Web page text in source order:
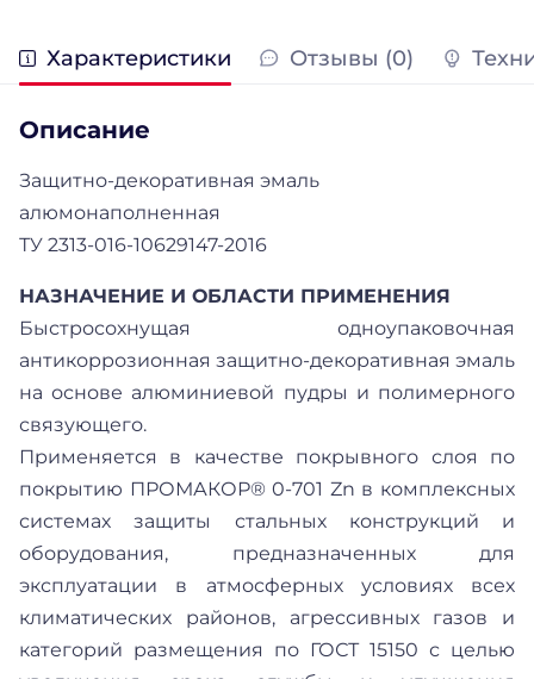
Характеристики Отзывы (0)
Описание
Защитно-декоративная эмаль
алюмонаполненная
ТУ 2313-016-10629147-2016
НАЗНАЧЕНИЕ И ОБЛАСТИ ПРИМЕНЕНИЯ
Быстросохнущая одноупаковочная
антикоррозионная защитно-декоративная эмаль
на основе алюминиевой пудры и полимерного
связующего.
Применяется в качестве покрывного слоя по
покрытию ПРОМАКОР® 0-701 Zn в комплексных
системах защиты стальных конструкций и
оборудования, предназначенных для
эксплуатации в атмосферных условиях всех
климатических районов, агрессивных газов и
категорий размещения по ГОСТ 15150 с целью